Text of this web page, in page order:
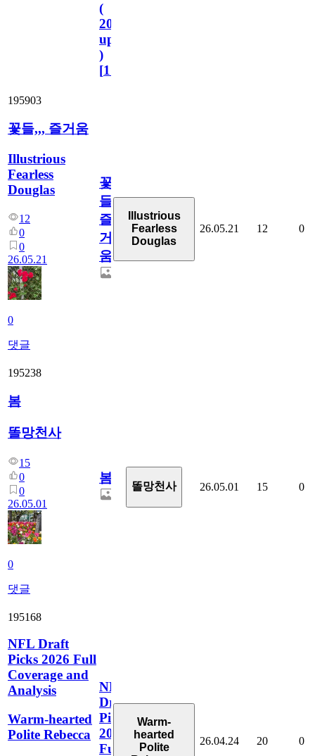
(
2023.11.1
update
)
[110
195903
꽃들,,, 즐거움
Illustrious
Fearless
Douglas
12
0
0
26.05.21
0
댓글
꽃
들,,,
즐
거
움
Illustrious
Fearless
Douglas
26.05.21 12 0
195238
봄
똘망천사
15
0
0
26.05.01
0
댓글
봄
똘망천사 26.05.01 15 0
195168
NFL Draft
Picks 2026 Full
Coverage and
Analysis
Warm-hearted
Polite Rebecca
NFL
Draft
Picks
2026
Full
Warm-
hearted
Polite
26.04.24 20 0